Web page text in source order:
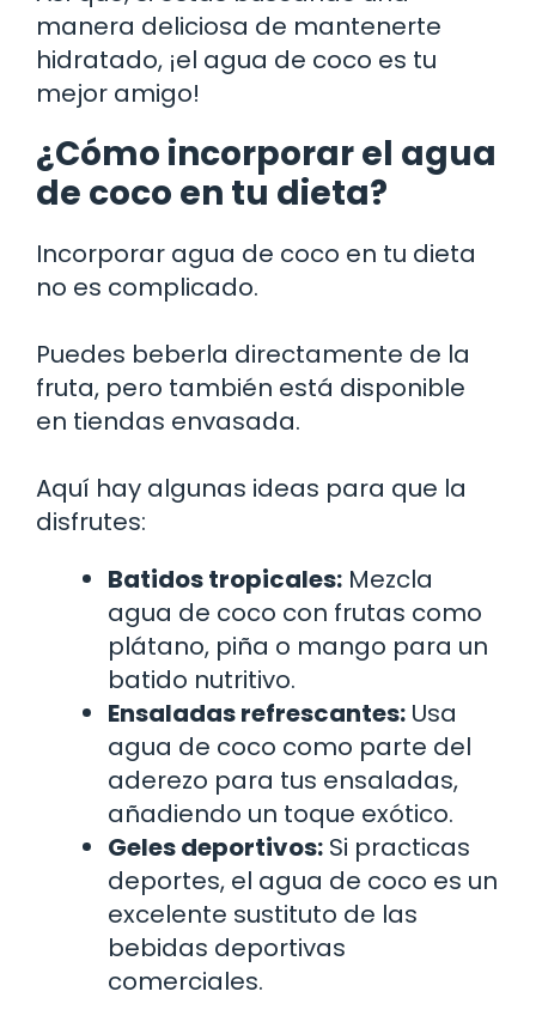
manera deliciosa de mantenerte
hidratado, ¡el agua de coco es tu
mejor amigo!
¿Cómo incorporar el agua
de coco en tu dieta?
Incorporar agua de coco en tu dieta
no es complicado.
Puedes beberla directamente de la
fruta, pero también está disponible
en tiendas envasada.
Aquí hay algunas ideas para que la
disfrutes:
Batidos tropicales: Mezcla
agua de coco con frutas como
plátano, piña o mango para un
batido nutritivo.
Ensaladas refrescantes: Usa
agua de coco como parte del
aderezo para tus ensaladas,
añadiendo un toque exótico.
Geles deportivos: Si practicas
deportes, el agua de coco es un
excelente sustituto de las
bebidas deportivas
comerciales.